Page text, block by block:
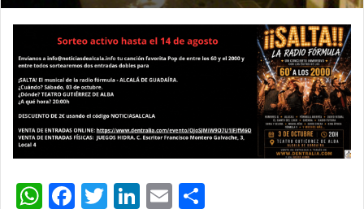
W F
T
Li E